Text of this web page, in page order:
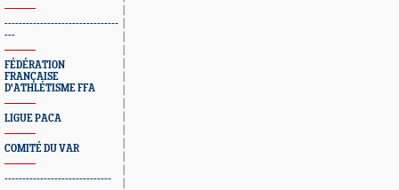
--------------------------------
---
FÉDÉRATION
FRANÇAISE
D'ATHLÉTISME FFA
LIGUE PACA
COMITÉ DU VAR
------------------------------